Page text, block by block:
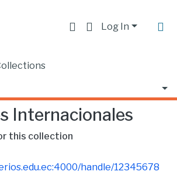
Log In
Internacionales
this collection
handle/12345678